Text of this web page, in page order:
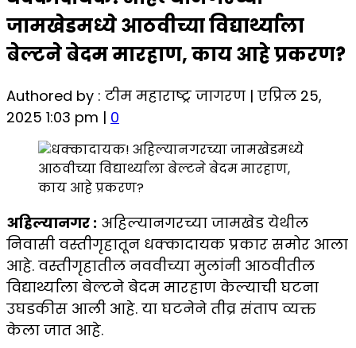
जामखेडमध्ये आठवीच्या विद्यार्थ्याला
बेल्टने बेदम मारहाण, काय आहे प्रकरण?
Authored by : टीम महाराष्ट्र जागरण | एप्रिल 25,
2025 1:03 pm | 0
अहिल्यानगर : अहिल्यानगरच्या जामखेड येथील
निवासी वस्तीगृहातून धक्कादायक प्रकार समोर आला
आहे. वस्तीगृहातील नववीच्या मुलांनी आठवीतील
विद्यार्थ्याला बेल्टने बेदम मारहाण केल्याची घटना
उघडकीस आली आहे. या घटनेने तीव्र संताप व्यक्त
केला जात आहे.